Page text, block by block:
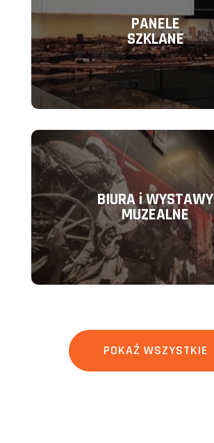
PANELE
SZKLANE
BIURA i WYSTAWY
MUZEALNE
POKAŻ WSZYSTKIE